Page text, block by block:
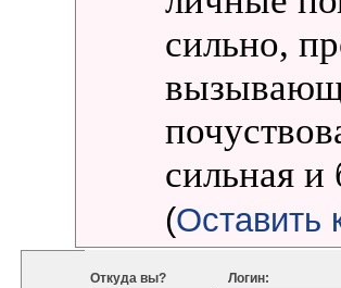
сильно,
сильная и
(Оставить
Откуда вы? Логин: